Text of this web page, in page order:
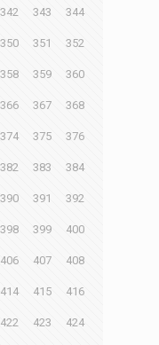
342 343 344
350 351 352
358 359 360
366 367 368
374 375 376
382 383 384
390 391 392
398 399 400
406 407 408
414 415 416
422 423 424